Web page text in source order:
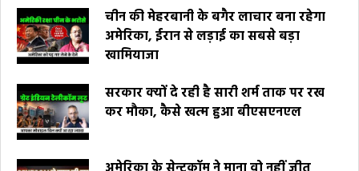
चीन की मेहरबानी के बगैर लाचार बना रहेगा
अमेरिका, ईरान से लड़ाई का सबसे बड़ा
खामियाजा
सरकार क्यों दे रही है सारी शर्म ताक पर रख
कर मौका, कैसे खत्म हुआ बीएसएनएल